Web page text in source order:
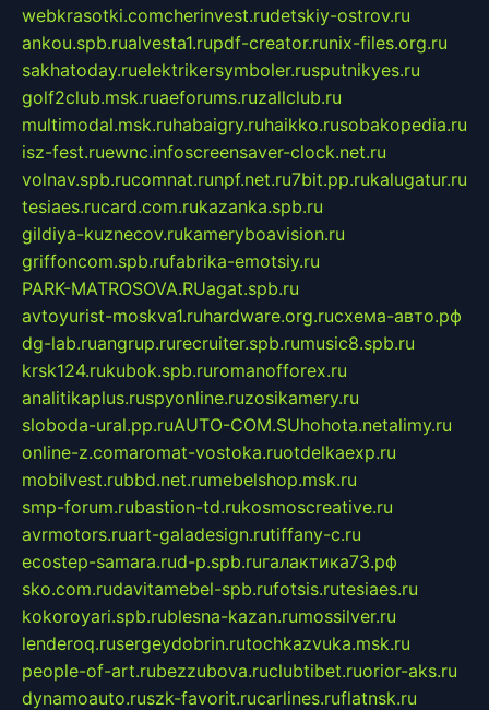
webkrasotki.comcherinvest.rudetskiy-ostrov.ru
ankou.spb.rualvesta1.rupdf-creator.runix-files.org.ru
sakhatoday.ruelektrikersymboler.rusputnikyes.ru
golf2club.msk.ruaeforums.ruzallclub.ru
multimodal.msk.ruhabaigry.ruhaikko.rusobakopedia.ru
isz-fest.ruewnc.infoscreensaver-clock.net.ru
volnav.spb.rucomnat.runpf.net.ru7bit.pp.rukalugatur.ru
tesiaes.rucard.com.rukazanka.spb.ru
gildiya-kuznecov.rukameryboavision.ru
griffoncom.spb.rufabrika-emotsiy.ru
PARK-MATROSOVA.RUagat.spb.ru
avtoyurist-moskva1.ruhardware.org.ruсхема-авто.рф
dg-lab.ruangrup.rurecruiter.spb.rumusic8.spb.ru
krsk124.rukubok.spb.ruromanofforex.ru
analitikaplus.ruspyonline.ruzosikamery.ru
sloboda-ural.pp.ruAUTO-COM.SUhohota.netalimy.ru
online-z.comaromat-vostoka.ruotdelkaexp.ru
mobilvest.rubbd.net.rumebelshop.msk.ru
smp-forum.rubastion-td.rukosmoscreative.ru
avrmotors.ruart-galadesign.rutiffany-c.ru
ecostep-samara.rud-p.spb.ruгалактика73.рф
sko.com.rudavitamebel-spb.rufotsis.rutesiaes.ru
kokoroyari.spb.rublesna-kazan.rumossilver.ru
lenderoq.rusergeydobrin.rutochkazvuka.msk.ru
people-of-art.rubezzubova.ruclubtibet.ruorior-aks.ru
dynamoauto.ruszk-favorit.rucarlines.ruflatnsk.ru